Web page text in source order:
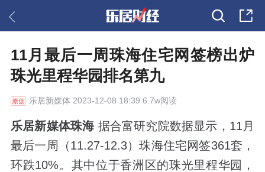
11月最后一周珠海住宅网签榜出炉
珠光里程华园排名第九
乐居新媒体 2023-12-08 18:39 6.7w阅读
乐居新媒体珠海据合富研究院数据显示，11月
最后一周（11.27-12.3）珠海住宅网签361套，
环跌10%。其中位于香洲区的珠光里程华园，